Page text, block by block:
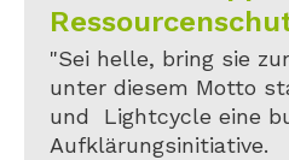
"Sei helle, bring sie
unter diesem Motto
und Lightcycle eine
Aufklärungsinitiative.